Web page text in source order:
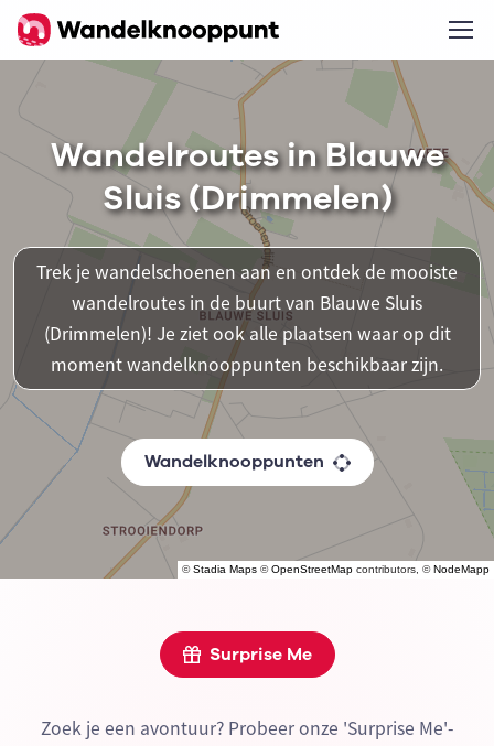
©Stadia Maps ©OpenStreetMap contributors, ©NodeMapp
Wandelroutes in Blauwe
Sluis (Drimmelen)
Trek je wandelschoenen aan en ontdek de mooiste
wandelroutes in de buurt van Blauwe Sluis
(Drimmelen)! Je ziet ook alle plaatsen waar op dit
moment wandelknooppunten beschikbaar zijn.
Wandelknooppunten
Surprise Me
Zoek je een avontuur? Probeer onze 'Surprise Me'-